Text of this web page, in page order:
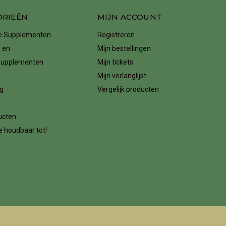
Supplementen
en
houdbaar tot!
MIJN ACCOUNT
Registreren
Mijn bestellingen
Mijn tickets
Mijn verlanglijst
Vergelijk producten